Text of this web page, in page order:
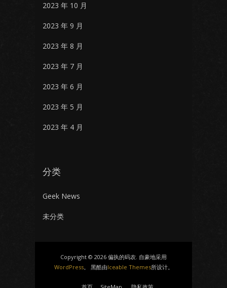
2023 年 10 月
2023 年 9 月
2023 年 8 月
2023 年 7 月
2023 年 6 月
2023 年 5 月
2023 年 4 月
分类
Geek News
未分类
Copyright © 2026 偏执的码农. 自豪地采用
WordPress。 黑酷由Iceable Themes所设计。